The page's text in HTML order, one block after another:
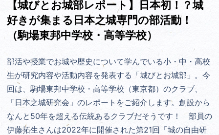
【城びとお城部レポート】日本初！？城
好きが集まる日本之城専門の部活動！
（駒場東邦中学校・高等学校）
部活や授業でお城や歴史について学んでいる小・中・高校
生が研究内容や活動内容を発表する「城びとお城部」。今
回は、駒場東邦中学校・高等学校（東京都）のクラブ、
「日本之城研究会」のレポートをご紹介します。創設から
なんと50年を超える伝統あるクラブだそうです！ 部員の
伊藤拓生さんは2022年に開催された第21回「城の自由研